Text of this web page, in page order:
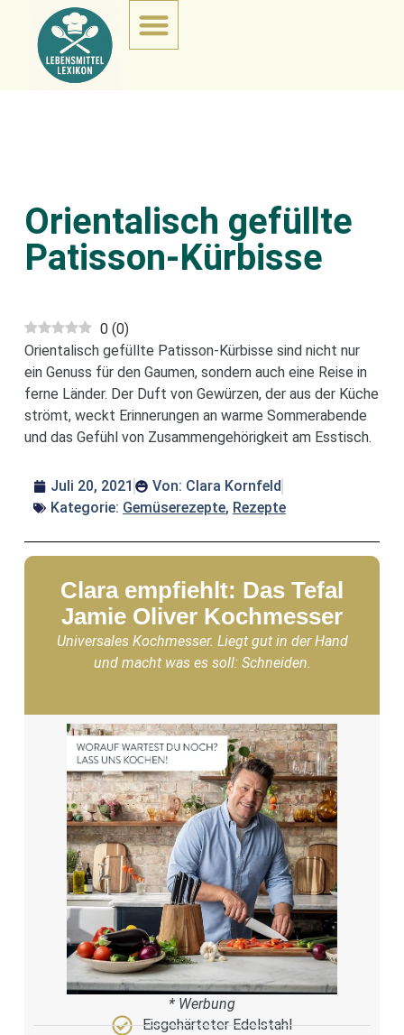
Orientalisch gefüllte
Patisson-Kürbisse
0 (0)
Orientalisch gefüllte Patisson-Kürbisse sind nicht nur
ein Genuss für den Gaumen, sondern auch eine Reise in
ferne Länder. Der Duft von Gewürzen, der aus der Küche
strömt, weckt Erinnerungen an warme Sommerabende
und das Gefühl von Zusammengehörigkeit am Esstisch.
Juli 20, 2021 Von: Clara Kornfeld
Kategorie: Gemüserezepte, Rezepte
Clara empfiehlt: Das Tefal
Jamie Oliver Kochmesser
Universales Kochmesser. Liegt gut in der Hand
und macht was es soll: Schneiden.
* Werbung
Eisgehärteter Edelstahl